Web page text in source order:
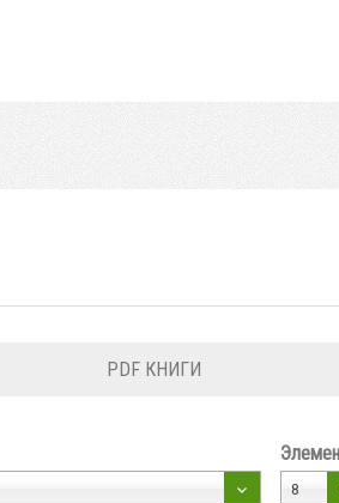
PDF КНИГИ
8